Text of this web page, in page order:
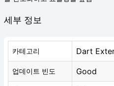
세부 정보
카테고리 Dart
업데이트 빈도 Good